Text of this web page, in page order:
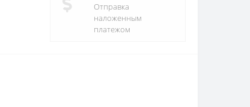
Отправка
наложенным
платежом